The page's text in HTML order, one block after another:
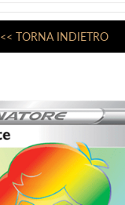
<< TORNA INDIETRO